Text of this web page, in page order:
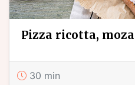
pizza ricotta,
30 min